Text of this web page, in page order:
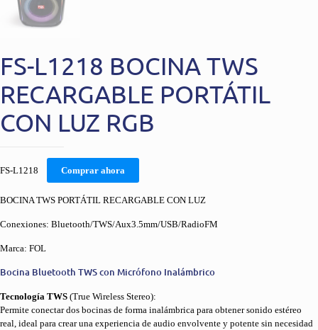
FS-L1218 BOCINA TWS
RECARGABLE PORTÁTIL
CON LUZ RGB
FS-L1218 Comprar ahora
BOCINA TWS PORTÁTIL RECARGABLE CON LUZ
Conexiones: Bluetooth/TWS/Aux3.5mm/USB/RadioFM
Marca: FOL
Bocina Bluetooth TWS con Micrófono Inalámbrico
Tecnología TWS (True Wireless Stereo):
Permite conectar dos bocinas de forma inalámbrica para obtener sonido estéreo
real, ideal para crear una experiencia de audio envolvente y potente sin necesidad